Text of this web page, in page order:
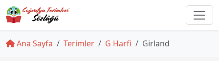
Ana Sayfa Terimler G Harfi Girland